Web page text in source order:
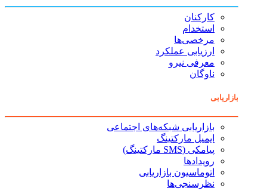
کارکنان
استخدام
مرخصی‌ها
ارزیابی عملکرد
معرفی نیرو
ناوگان
بازاریابی
بازاریابی شبکه‌های اجتماعی
ایمیل مارکتینگ
پیامکی (SMS مارکتینگ)
رویدادها
اتوماسیون بازاریابی
نظرسنجی‌ها